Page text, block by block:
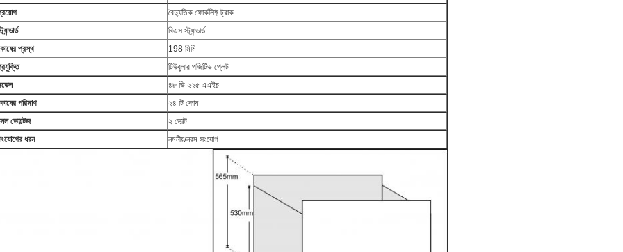
বৈদ্যুতিক ফোর্কলিফ্ট ট্রাক
বিএস স্ট্যান্ডার্ড
প্রস্থ
198 মিমি
টিউবুলার পজিটিভ প্লেট
৪৮ ভি ২২৫ এএইচ
পরিমাণ
২৪ টি কোষ
ভোল্টেজ
২ ভোল্ট
ধরন
নমনীয়/নরম সংযোগ